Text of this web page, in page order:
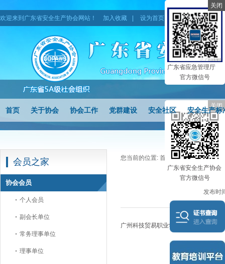
欢迎来到广东省安全生产协会网站！ 加入收藏 设为首页 网站地图
首页 关于协会 协会工作 党群建设 安全社区 安全生产标
会员之家
协会会员
个人会员
副会长单位
常务理事单位
理事单位
您当前的位置: 首页>会员之家>协会
发布时
广州科技贸易职业学院
广东省应急管理厅
官方微信号
关闭
广东省安全生产协会
官方微信号
关闭